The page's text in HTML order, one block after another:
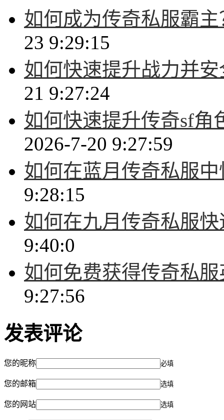
如何成为传奇私服霸
23 9:29:15
如何快速提升战力并
21 9:27:24
如何快速提升传奇sf角
2026-7-20 9:27:59
如何在蓝月传奇私服
9:28:15
如何在九月传奇私服
9:40:0
如何免费获得传奇私
9:27:56
发表评论
您的昵称 必填
您的邮箱 选填
您的网站 选填